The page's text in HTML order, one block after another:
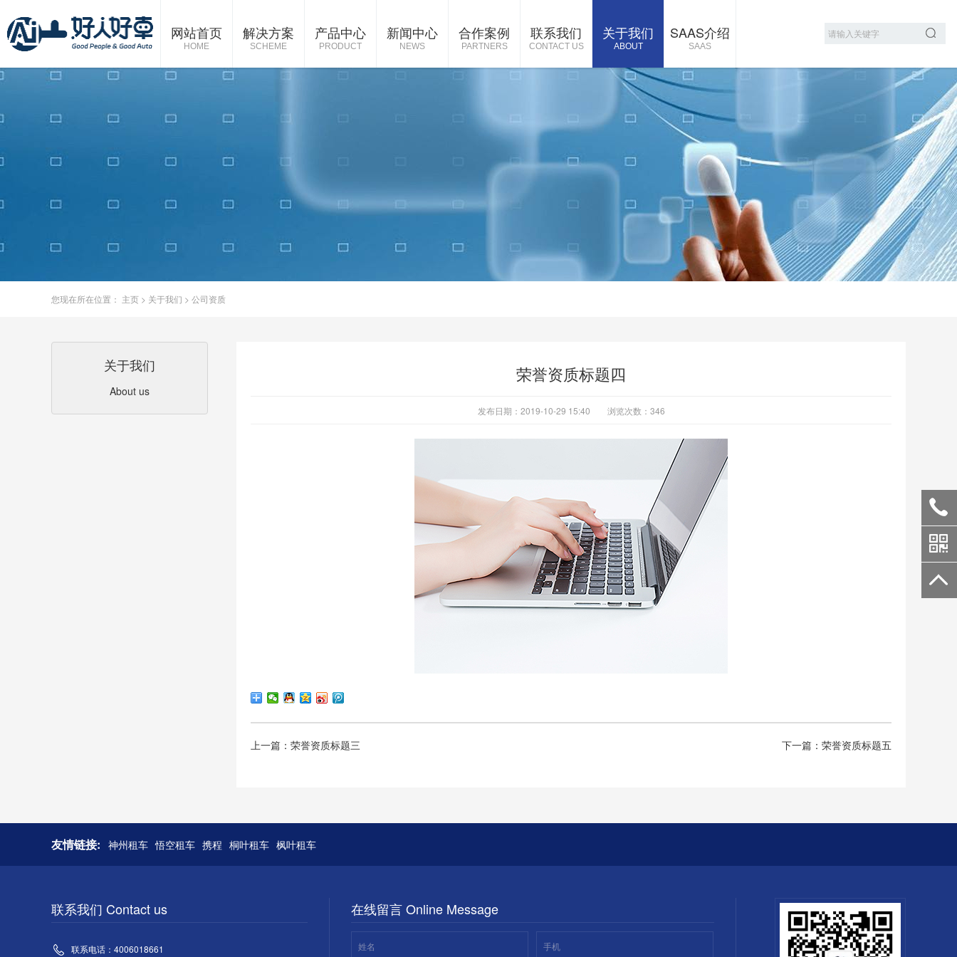
网站首页
HOME
解决方案
SCHEME
产品中心
PRODUCT
新闻中心
NEWS
合作案例
PARTNERS
联系我们
CONTACT US
关于我们
ABOUT
SAAS介绍
SAAS
您现在所在位置： 主页 > 关于我们 > 公司资质
关于我们
About us
荣誉资质标题四
发布日期：2019-10-29 15:40 浏览次数： 346
上一篇：荣誉资质标题三 下一篇：荣誉资质标题五
友情链接: 神州租车 悟空租车 携程 桐叶租车 枫叶租车
联系我们 Contact us
联系电话：4006018661
在线留言 Online Message
姓名 手机